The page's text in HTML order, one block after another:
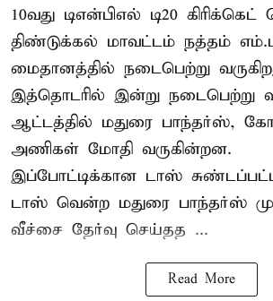
10வது டிஎன்பிஎல் டி20 கிரிக்கெட்
திண்டுக்கல் மாவட்டம் நத்தம்
மைதானத்தில் நடைபெற்று
இத்தொடரில் இன்று நடைபெற்று
ஆட்டத்தில் மதுரை பாந்தர்ஸ்,
அணிகள் மோதி வருகின்றன.
இப்போட்டிக்கான டாஸ்
டாஸ் வென்ற மதுரை பாந்தர்ஸ்
வீச்சை தேர்வு செய்தத ...
Read More